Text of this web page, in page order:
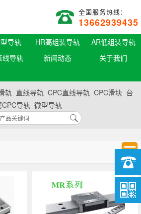
全国服务热线：
13662939435
导轨 HR高组装导轨
AR低组装导轨
线导轨 新闻动态
关于我们
轨 直线导轨 CPC直线导轨 CPC滑块 台
CPC导轨 微型导轨